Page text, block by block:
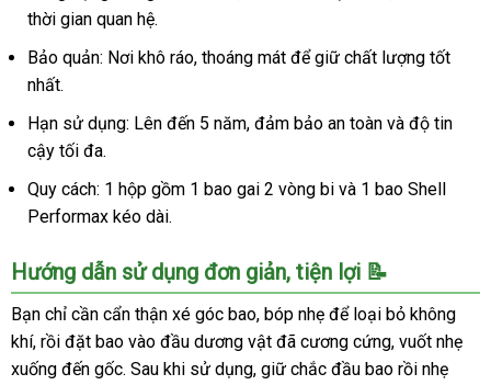
thời gian quan hệ.
Bảo quản: Nơi khô ráo, thoáng mát để giữ chất lượng tốt
nhất.
Hạn sử dụng: Lên đến 5 năm, đảm bảo an toàn và độ tin
cậy tối đa.
Quy cách: 1 hộp gồm 1 bao gai 2 vòng bi và 1 bao Shell
Performax kéo dài.
Hướng dẫn sử dụng đơn giản, tiện lợi 📝
Bạn chỉ cần cẩn thận xé góc bao, bóp nhẹ để loại bỏ không
khí, rồi đặt bao vào đầu dương vật đã cương cứng, vuốt nhẹ
xuống đến gốc. Sau khi sử dụng, giữ chắc đầu bao rồi nhẹ